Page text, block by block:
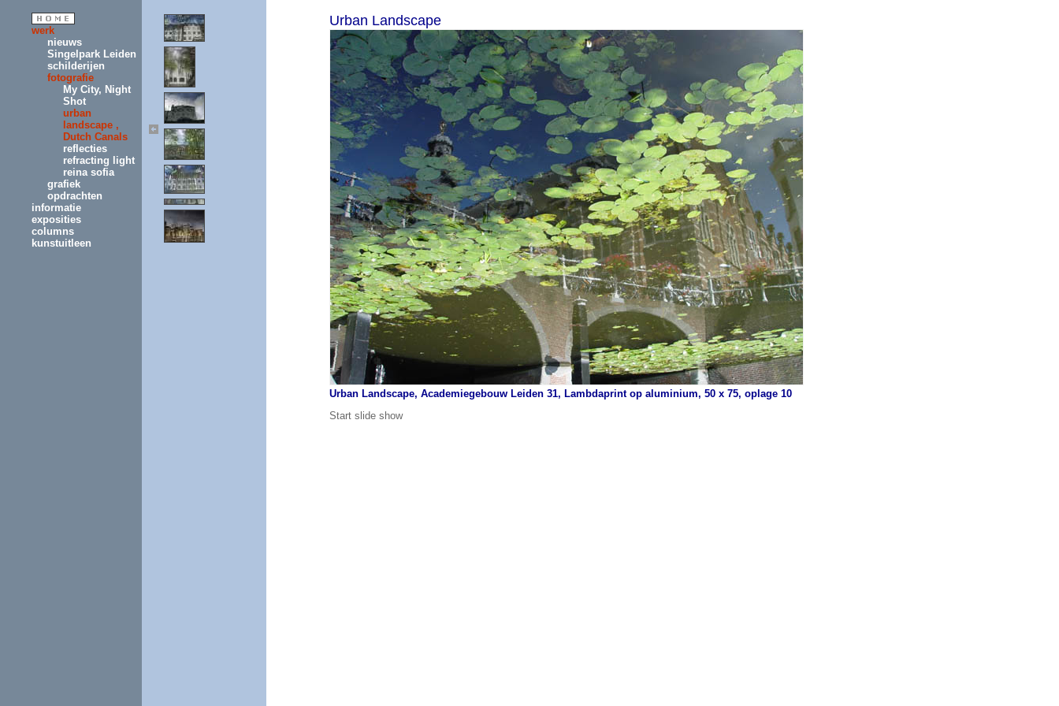
werk
nieuws
Singelpark Leiden
schilderijen
fotografie
My City, Night
Shot
urban
landscape ,
Dutch Canals
reflecties
refracting light
reina sofia
grafiek
opdrachten
informatie
exposities
columns
kunstuitleen
Urban Landscape
Urban Landscape, Academiegebouw Leiden 31, Lambdaprint op aluminium, 50 x 75, oplage 10
Start slide show